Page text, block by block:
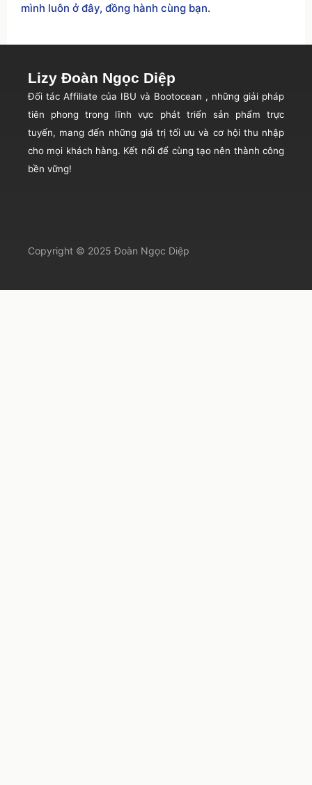
mình luôn ở đây, đồng hành cùng bạn.
Lizy Đoàn Ngọc Diệp
Đối tác Affiliate của IBU và Bootocean , những giải pháp
tiên phong trong lĩnh vực phát triển sản phẩm trực
tuyến, mang đến những giá trị tối ưu và cơ hội thu nhập
cho mọi khách hàng. Kết nối để cùng tạo nên thành công
bền vững!
Copyright © 2025 Đoàn Ngọc Diệp